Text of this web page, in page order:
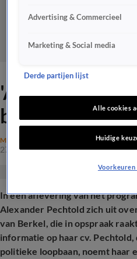
'Alexander
MAATSCHAPPIJ
27 feb 2026, 20:07
In een aflevering van het
Alexander Pechtold zich uit
van Berkel, die in opspraak
informatie op haar cv. Pechtold,
politieke loopbaan, noemt haar
Advertising & Commercieel
Marketing & Social media
Derde partijen lijst
Alle cookies
Huidige
Voorkeuren